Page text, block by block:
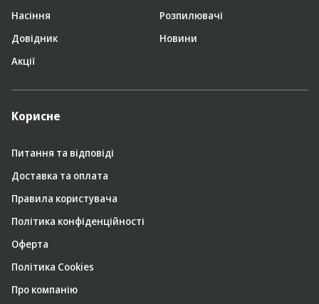
Насіння
Розпилювачі
Довідник
Новини
Акції
Корисне
Питання та відповіді
Доставка та оплата
Правила користувача
Політика конфіденційності
Оферта
Політика Cookies
Про компанію